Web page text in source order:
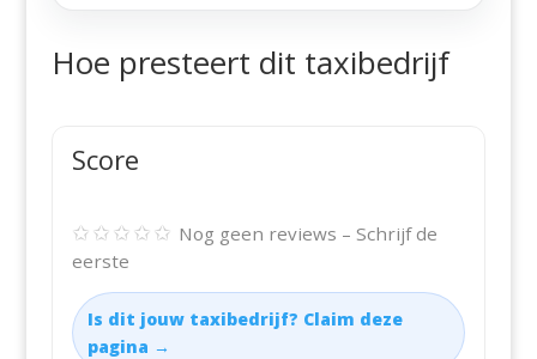
Hoe presteert dit taxibedrijf
Score
✩✩✩✩✩ Nog geen reviews – Schrijf de
eerste
Is dit jouw taxibedrijf? Claim deze
pagina →